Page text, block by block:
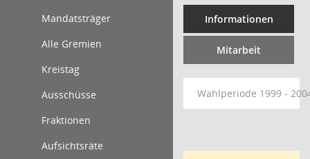
Mandatsträger
Alle Gremien
Kreistag
Ausschüsse
Fraktionen
Aufsichtsräte
Informationen
Mitarbeit
Wahlperiode 1999 -